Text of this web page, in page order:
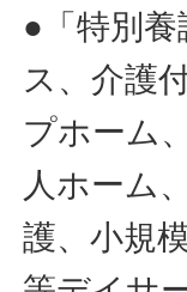
●「特別
ス、介護
プホーム
人ホーム
護、小規